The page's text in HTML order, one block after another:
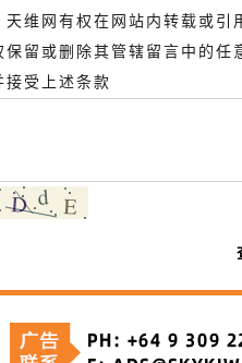
维网有权在网站内转载或引
留或删除其管辖留言中的任
接受上述条款